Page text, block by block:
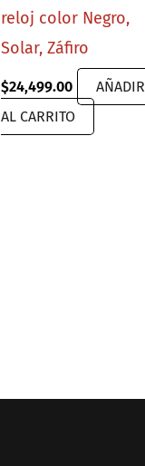
reloj color Negro,
Solar, Záfiro
$24,499.00
AÑADIR
AL CARRITO